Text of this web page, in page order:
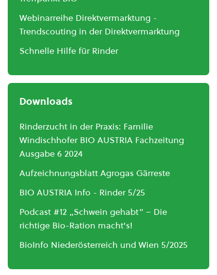
Webinarreihe Direktvermarktung -
Trendscouting in der Direktvermarktung
Schnelle Hilfe für Rinder
Downloads
Rinderzucht in der Praxis: Familie
Windischhofer BIO AUSTRIA Fachzeitung
Ausgabe 6 2024
Aufzeichnungsblatt Agrogas Gärreste
BIO AUSTRIA Info - Rinder 5/25
Podcast #12 „Schwein gehabt“ – Die
richtige Bio-Ration macht's!
BioInfo Niederösterreich und Wien 5/2025